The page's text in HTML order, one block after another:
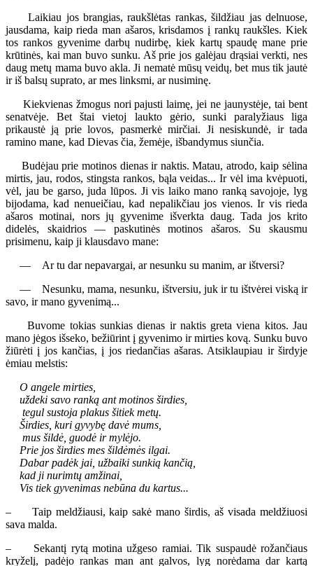
Laikiau jos brangias, raukšlėtas rankas, šildžiau jas delnuose,
jausdama, kaip rieda man ašaros, krisdamos į rankų raukšles. Kiek
tos rankos gyvenime darbų nudirbę, kiek kartų spaudę mane prie
krūtinės, kai man buvo sunku. Aš prie jos galėjau drąsiai verkti, nes
daug metų mama buvo akla. Ji nematė mūsų veidų, bet mus tik jautė
ir iš balsų suprato, ar mes linksmi, ar nusiminę.
Kiekvienas žmogus nori pajusti laimę, jei ne jaunystėje, tai bent
senatvėje. Bet štai vietoj laukto gėrio, sunki paralyžiaus liga
prikaustė ją prie lovos, pasmerkė mirčiai. Ji nesiskundė, ir tada
ramino mane, kad Dievas čia, žemėje, išbandymus siunčia.
Budėjau prie motinos dienas ir naktis. Matau, atrodo, kaip sėlina
mirtis, jau, rodos, stingsta rankos, bąla veidas... Ir vėl ima kvėpuoti,
vėl, jau be garso, juda lūpos. Ji vis laiko mano ranką savojoje, lyg
bijodama, kad nenueičiau, kad nepalikčiau jos vienos. Ir vis rieda
ašaros motinai, nors jų gyvenime išverkta daug. Tada jos krito
didelės, skaidrios — paskutinės motinos ašaros. Su skausmu
prisimenu, kaip ji klausdavo mane:
— Ar tu dar nepavargai, ar nesunku su manim, ar ištversi?
— Nesunku, mama, nesunku, ištversiu, juk ir tu ištvėrei viską ir
savo, ir mano gyvenimą...
Buvome tokias sunkias dienas ir naktis greta viena kitos. Jau
mano jėgos išseko, bežiūrint į gyvenimo ir mirties kovą. Sunku buvo
žiūrėti į jos kančias, į jos riedančias ašaras. Atsiklaupiau ir širdyje
ėmiau melstis:
O angele mirties,
uždeki savo ranką ant motinos širdies,
tegul sustoja plakus šitiek metų.
Širdies, kuri gyvybę davė mums,
mus šildė, guodė ir mylėjo.
Prie jos širdies mes šildėmės ilgai.
Dabar padėk jai, užbaiki sunkią kančią,
kad ji nurimtų amžinai,
Vis tiek gyvenimas nebūna du kartus...
– Taip meldžiausi, kaip sakė mano širdis, aš visada meldžiuosi
sava malda.
– Sekantį rytą motina užgeso ramiai. Tik suspaudė rožančiaus
kryželį, padėjo rankas man ant galvos, lyg norėdama dar kartą